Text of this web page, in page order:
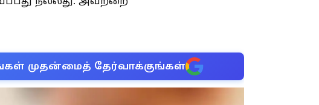
முதன்மைத் தேர்வாக்குங்கள்